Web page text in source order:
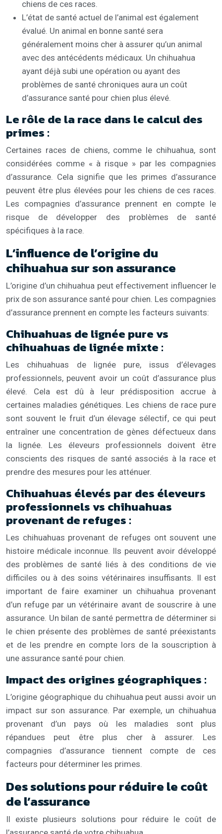
chiens de ces races.
L’état de santé actuel de l’animal est également
évalué. Un animal en bonne santé sera
généralement moins cher à assurer qu’un animal
avec des antécédents médicaux. Un chihuahua
ayant déjà subi une opération ou ayant des
problèmes de santé chroniques aura un coût
d’assurance santé pour chien plus élevé.
Le rôle de la race dans le calcul des
primes :
Certaines races de chiens, comme le chihuahua, sont
considérées comme « à risque » par les compagnies
d’assurance. Cela signifie que les primes d’assurance
peuvent être plus élevées pour les chiens de ces races.
Les compagnies d’assurance prennent en compte le
risque de développer des problèmes de santé
spécifiques à la race.
L’influence de l’origine du
chihuahua sur son assurance
L’origine d’un chihuahua peut effectivement influencer le
prix de son assurance santé pour chien. Les compagnies
d’assurance prennent en compte les facteurs suivants:
Chihuahuas de lignée pure vs
chihuahuas de lignée mixte :
Les chihuahuas de lignée pure, issus d’élevages
professionnels, peuvent avoir un coût d’assurance plus
élevé. Cela est dû à leur prédisposition accrue à
certaines maladies génétiques. Les chiens de race pure
sont souvent le fruit d’un élevage sélectif, ce qui peut
entraîner une concentration de gènes défectueux dans
la lignée. Les éleveurs professionnels doivent être
conscients des risques de santé associés à la race et
prendre des mesures pour les atténuer.
Chihuahuas élevés par des éleveurs
professionnels vs chihuahuas
provenant de refuges :
Les chihuahuas provenant de refuges ont souvent une
histoire médicale inconnue. Ils peuvent avoir développé
des problèmes de santé liés à des conditions de vie
difficiles ou à des soins vétérinaires insuffisants. Il est
important de faire examiner un chihuahua provenant
d’un refuge par un vétérinaire avant de souscrire à une
assurance. Un bilan de santé permettra de déterminer si
le chien présente des problèmes de santé préexistants
et de les prendre en compte lors de la souscription à
une assurance santé pour chien.
Impact des origines géographiques :
L’origine géographique du chihuahua peut aussi avoir un
impact sur son assurance. Par exemple, un chihuahua
provenant d’un pays où les maladies sont plus
répandues peut être plus cher à assurer. Les
compagnies d’assurance tiennent compte de ces
facteurs pour déterminer les primes.
Des solutions pour réduire le coût
de l’assurance
Il existe plusieurs solutions pour réduire le coût de